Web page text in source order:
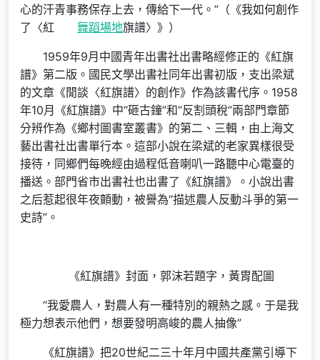
心的汗青事務保存上去，傳給下一代。”（《我如何創作
了〈紅
舞蹈場地旗譜〉》）
1959年9月中國青年出書社出書略經修正的《紅旗
譜》第二版。國民文學出書社同年出書初版，支出梁斌
的文章《閒談〈紅旗譜〉的創作》作為該書代序。1958
年10月《紅旗譜》中“砸古鐘”和“反割頭稅”兩部門章節
分辨作為《鄉村圖書室叢書》的第二、三輯，由上海文
藝出書社出書單行本。這部小說在梁斌的老家異樣很受
接待，同鄉們每晚經由過程低音喇叭一路聽中心電臺的
播送。部門省市出書社也出書了《紅旗譜》。小說出書
之后惹起很年夜顫動，被譽為“描述農人反動斗爭的第一
史詩”。
《紅旗譜》封面，郭沫若題字，黃胄配圖
“我愛農人，對農人有一種特別的親熱之感。于是我
極力想表示他們，想要發明高峻的農人抽像”
《紅旗譜》把20世紀二三十年月中國共產黨引導下